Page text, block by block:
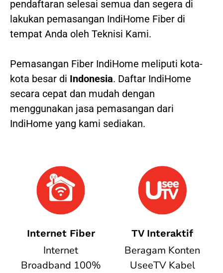
pendaftaran selesai semua dan segera di
lakukan pemasangan IndiHome Fiber di
tempat Anda oleh Teknisi Kami.
Pemasangan Fiber IndiHome meliputi kota-
kota besar di Indonesia. Daftar IndiHome
secara cepat dan mudah dengan
menggunakan jasa pemasangan dari
IndiHome yang kami sediakan.
Internet Fiber
Internet
Broadband 100%
TV Interaktif
Beragam Konten
UseeTV Kabel